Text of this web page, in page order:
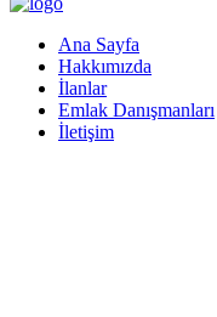
Ana Sayfa
Hakkımızda
İlanlar
Emlak Danışmanları
İletişim